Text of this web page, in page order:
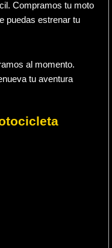
Compramos tu moto
puedas estrenar tu
al momento.
tu aventura